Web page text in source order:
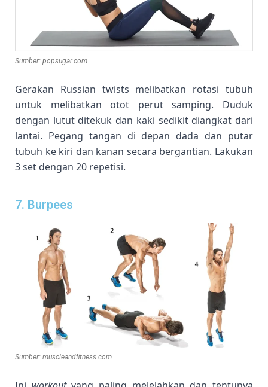
Sumber: popsugar.com
Gerakan Russian twists melibatkan rotasi tubuh
untuk melibatkan otot perut samping. Duduk
dengan lutut ditekuk dan kaki sedikit diangkat dari
lantai. Pegang tangan di depan dada dan putar
tubuh ke kiri dan kanan secara bergantian. Lakukan
3 set dengan 20 repetisi.
7. Burpees
Sumber: muscleandfitness.com